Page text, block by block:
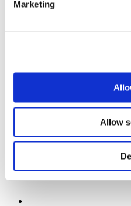
Marketing
Allow
Наша
Без піджанру